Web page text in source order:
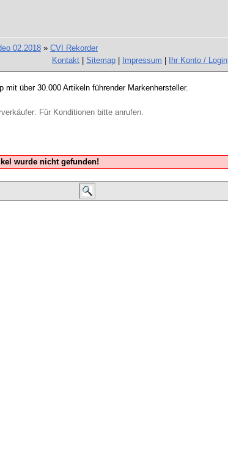
02.2018 » CVI Rekorder
Kontakt
Sitemap Impressum Ihr Konto / Login
über 30.000 Artikeln führender Markenhersteller.
Für Konditionen bitte anrufen.
wurde nicht gefunden!